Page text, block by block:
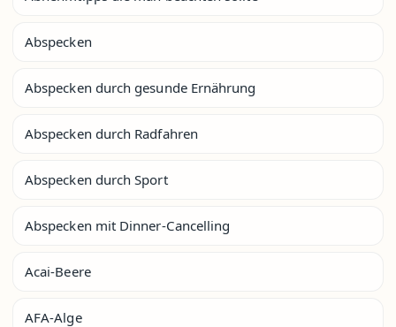
Abspecken
Abspecken durch gesunde Ernährung
Abspecken durch Radfahren
Abspecken durch Sport
Abspecken mit Dinner-Cancelling
Acai-Beere
AFA-Alge